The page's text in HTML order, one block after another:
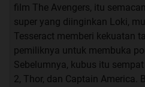
film The Avengers, itu
super yang diinginkan Loki,
Tesseract memberi kekuatan
pemiliknya untuk membuka
Sebelumnya, kubus itu
2, Thor, dan Captain America.